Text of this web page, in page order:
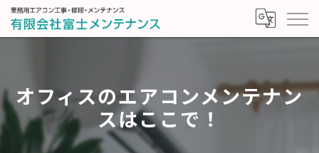
オフィスのエアコンメンテナン
スはここで！